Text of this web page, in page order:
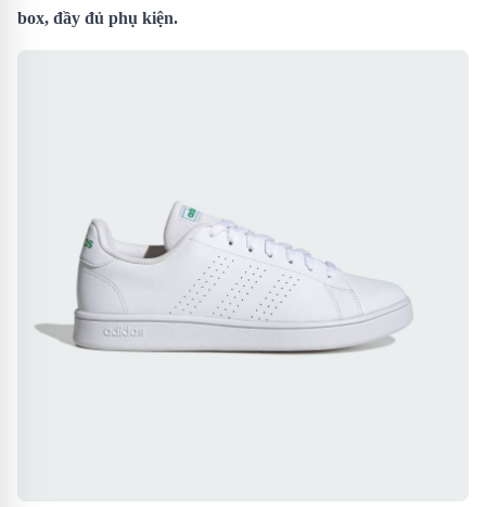
box, đầy đủ phụ kiện.